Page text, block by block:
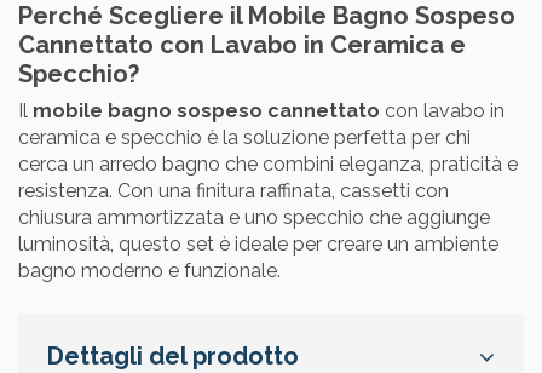
Perché Scegliere il Mobile Bagno Sospeso
Cannettato con Lavabo in Ceramica e
Specchio?
Il mobile bagno sospeso cannettato con lavabo in
ceramica e specchio è la soluzione perfetta per chi
cerca un arredo bagno che combini eleganza, praticità e
resistenza. Con una finitura raffinata, cassetti con
chiusura ammortizzata e uno specchio che aggiunge
luminosità, questo set è ideale per creare un ambiente
bagno moderno e funzionale.
Dettagli del prodotto